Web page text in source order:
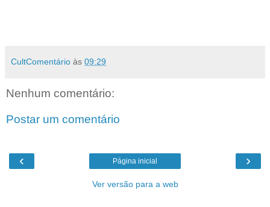
CultComentário às 09:29
Nenhum comentário:
Postar um comentário
‹ ›
Página inicial
Ver versão para a web